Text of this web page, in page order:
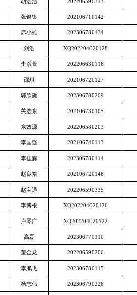
张银银 202106710142
席小雄 202306780134
刘浩 XQ202204020128
李彦萱 202206630116
邵琪 202106720127
郭欣陇 202306780209
关浩东 202106730105
东效源 202206580203
李国强 202106740113
李佳辉 202306780114
赵良裕 202106720146
赵宝通 202206590335
李博根 XQ202204020126
卢琴广 XQ202204020122
高磊 202306770110
董金龙 202206590206
李鹏飞 202306780115
杨志伟 202306790226